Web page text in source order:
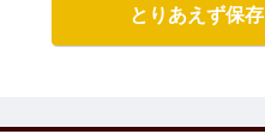
とりあえず保存